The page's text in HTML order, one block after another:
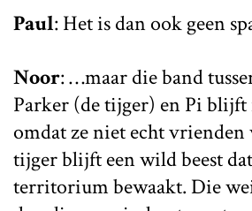
Paul: Het is dan ook geen
Noor: …maar die band
Parker (de tijger) en Pi
omdat ze niet echt
tijger blijft een wild beest
territorium bewaakt. Die